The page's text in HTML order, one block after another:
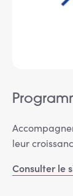
leur
Consulter le